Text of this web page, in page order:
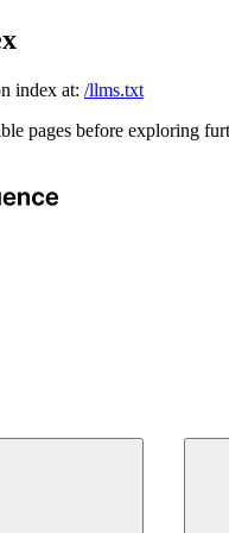
index at: /llms.txt
pages before exploring